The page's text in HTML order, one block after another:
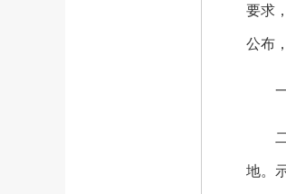
要求
公布
一
二
地。